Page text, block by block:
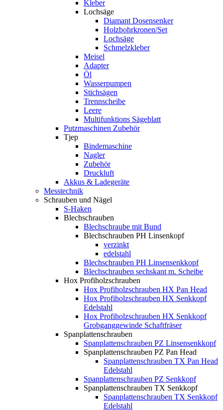
Kleber
Lochsäge
Diamant Dosensenker
Holzbohrkronen/Set
Lochsäge
Schmelzkleber
Meisel
Adapter
Öl
Wasserpumpen
Stichsägen
Trennscheibe
Leere
Multifunktions Sägeblatt
Putzmaschinen Zubehör
Tjep
Bindemaschine
Nagler
Zubehör
Druckluft
Akkus & Ladegeräte
Messtechnik
Schrauben und Nägel
S-Haken
Blechschrauben
Blechschraube mit Bund
Blechschrauben PH Linsenkopf
verzinkt
edelstahl
Blechschrauben PH Linsensenkkopf
Blechschrauben sechskant m. Scheibe
Hox Profiholzschrauben
Hox Profiholzschrauben HX Pan Head
Hox Profiholzschrauben HX Senkkopf
Edelstahl
Hox Profiholzschrauben HX Senkkopf
Grobganggewinde Schaftfräser
Spanplattenschrauben
Spanplattenschrauben PZ Linsensenkkopf
Spanplattenschrauben PZ Pan Head
Spanplattenschrauben TX Pan Head
Edelstahl
Spanplattenschrauben PZ Senkkopf
Spanplattenschrauben TX Senkkopf
Spanplattenschrauben TX Senkkopf
Edelstahl